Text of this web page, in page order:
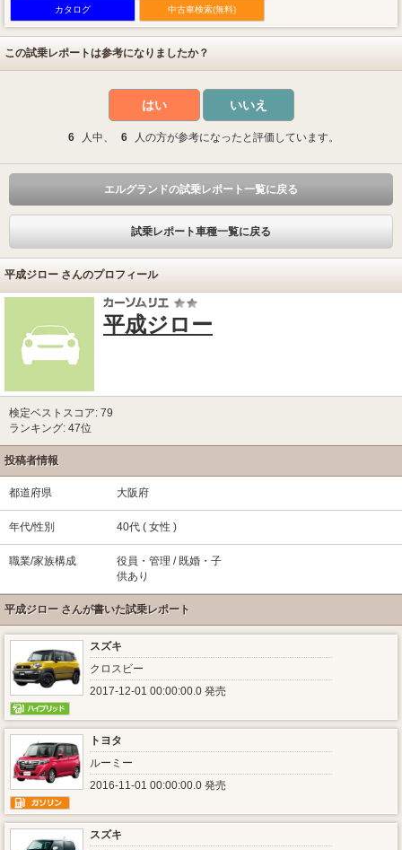
カタログ 中古車検索(無料)
この試乗レポートは参考になりましたか？
はい いいえ
6 人中、 6 人の方が参考になったと評価しています。
エルグランドの試乗レポート一覧に戻る
試乗レポート車種一覧に戻る
平成ジロー さんのプロフィール
平成ジロー
検定ベストスコア: 79
ランキング: 47位
投稿者情報
都道府県 大阪府
年代/性別 40代 ( 女性 )
職業/家族構成
役員・管理 / 既婚・子
供あり
平成ジロー さんが書いた試乗レポート
スズキ
クロスビー
2017-12-01 00:00:00.0 発売
トヨタ
ルーミー
2016-11-01 00:00:00.0 発売
スズキ